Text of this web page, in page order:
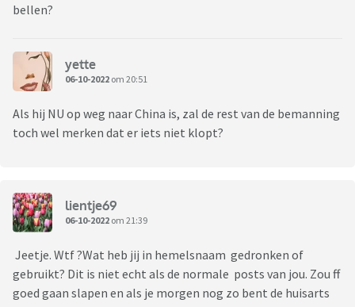
bellen?
yette
06-10-2022 om 20:51
Als hij NU op weg naar China is, zal de rest van de bemanning
toch wel merken dat er iets niet klopt?
lientje69
06-10-2022 om 21:39
Jeetje. Wtf ?Wat heb jij in hemelsnaam gedronken of
gebruikt? Dit is niet echt als de normale posts van jou. Zou ff
goed gaan slapen en als je morgen nog zo bent de huisarts